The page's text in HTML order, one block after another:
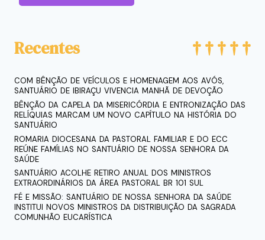
Recentes
COM BÊNÇÃO DE VEÍCULOS E HOMENAGEM AOS AVÓS,
SANTUÁRIO DE IBIRAÇU VIVENCIA MANHÃ DE DEVOÇÃO
BÊNÇÃO DA CAPELA DA MISERICÓRDIA E ENTRONIZAÇÃO DAS
RELÍQUIAS MARCAM UM NOVO CAPÍTULO NA HISTÓRIA DO
SANTUÁRIO
ROMARIA DIOCESANA DA PASTORAL FAMILIAR E DO ECC
REÚNE FAMÍLIAS NO SANTUÁRIO DE NOSSA SENHORA DA
SAÚDE
SANTUÁRIO ACOLHE RETIRO ANUAL DOS MINISTROS
EXTRAORDINÁRIOS DA ÁREA PASTORAL BR 101 SUL
FÉ E MISSÃO: SANTUÁRIO DE NOSSA SENHORA DA SAÚDE
INSTITUI NOVOS MINISTROS DA DISTRIBUIÇÃO DA SAGRADA
COMUNHÃO EUCARÍSTICA